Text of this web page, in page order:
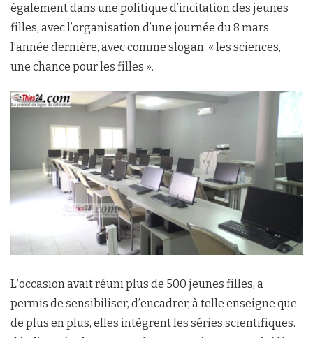
également dans une politique d’incitation des jeunes
filles, avec l’organisation d’une journée du 8 mars
l’année dernière, avec comme slogan, « les sciences,
une chance pour les filles ».
L’occasion avait réuni plus de 500 jeunes filles, a
permis de sensibiliser, d’encadrer, à telle enseigne que
de plus en plus, elles intègrent les séries scientifiques.